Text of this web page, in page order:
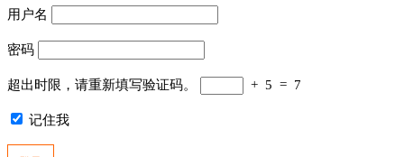
用户名
密码
超出时限，请重新填写验证码。 + 5 = 7
记住我